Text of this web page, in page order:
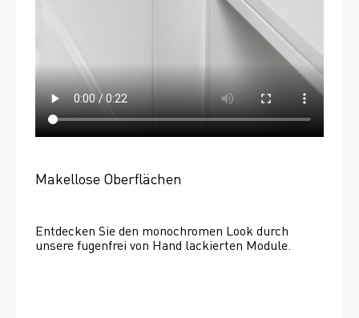
Makellose Oberflächen
Entdecken Sie den monochromen Look durch
unsere fugenfrei von Hand lackierten Module.